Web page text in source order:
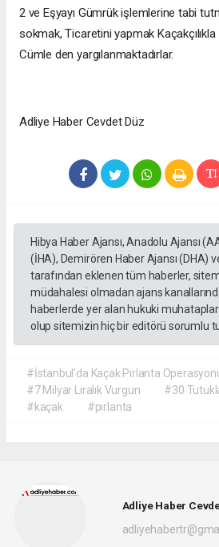
2 ve Eşyayı Gümrük işlemlerine tabi
sokmak, Ticaretini yapmak
Cümle den yargılanmaktadırlar.
Adliye Haber Cevdet Düz
Hibya Haber Ajansı, Anadolu Ajansı
(İHA), Demirören Haber Ajansı (DHA)
tarafından eklenen tüm haberler,
müdahalesi olmadan ajans
haberlerde yer alan hukuki
olup sitemizin hiç bir editörü sorumlu
#İstanbul’da Kaçak Pırlanta
#7 Milyar Liralık Vurgun
#30
#kaçak
#pırlanta
Adliye Haber